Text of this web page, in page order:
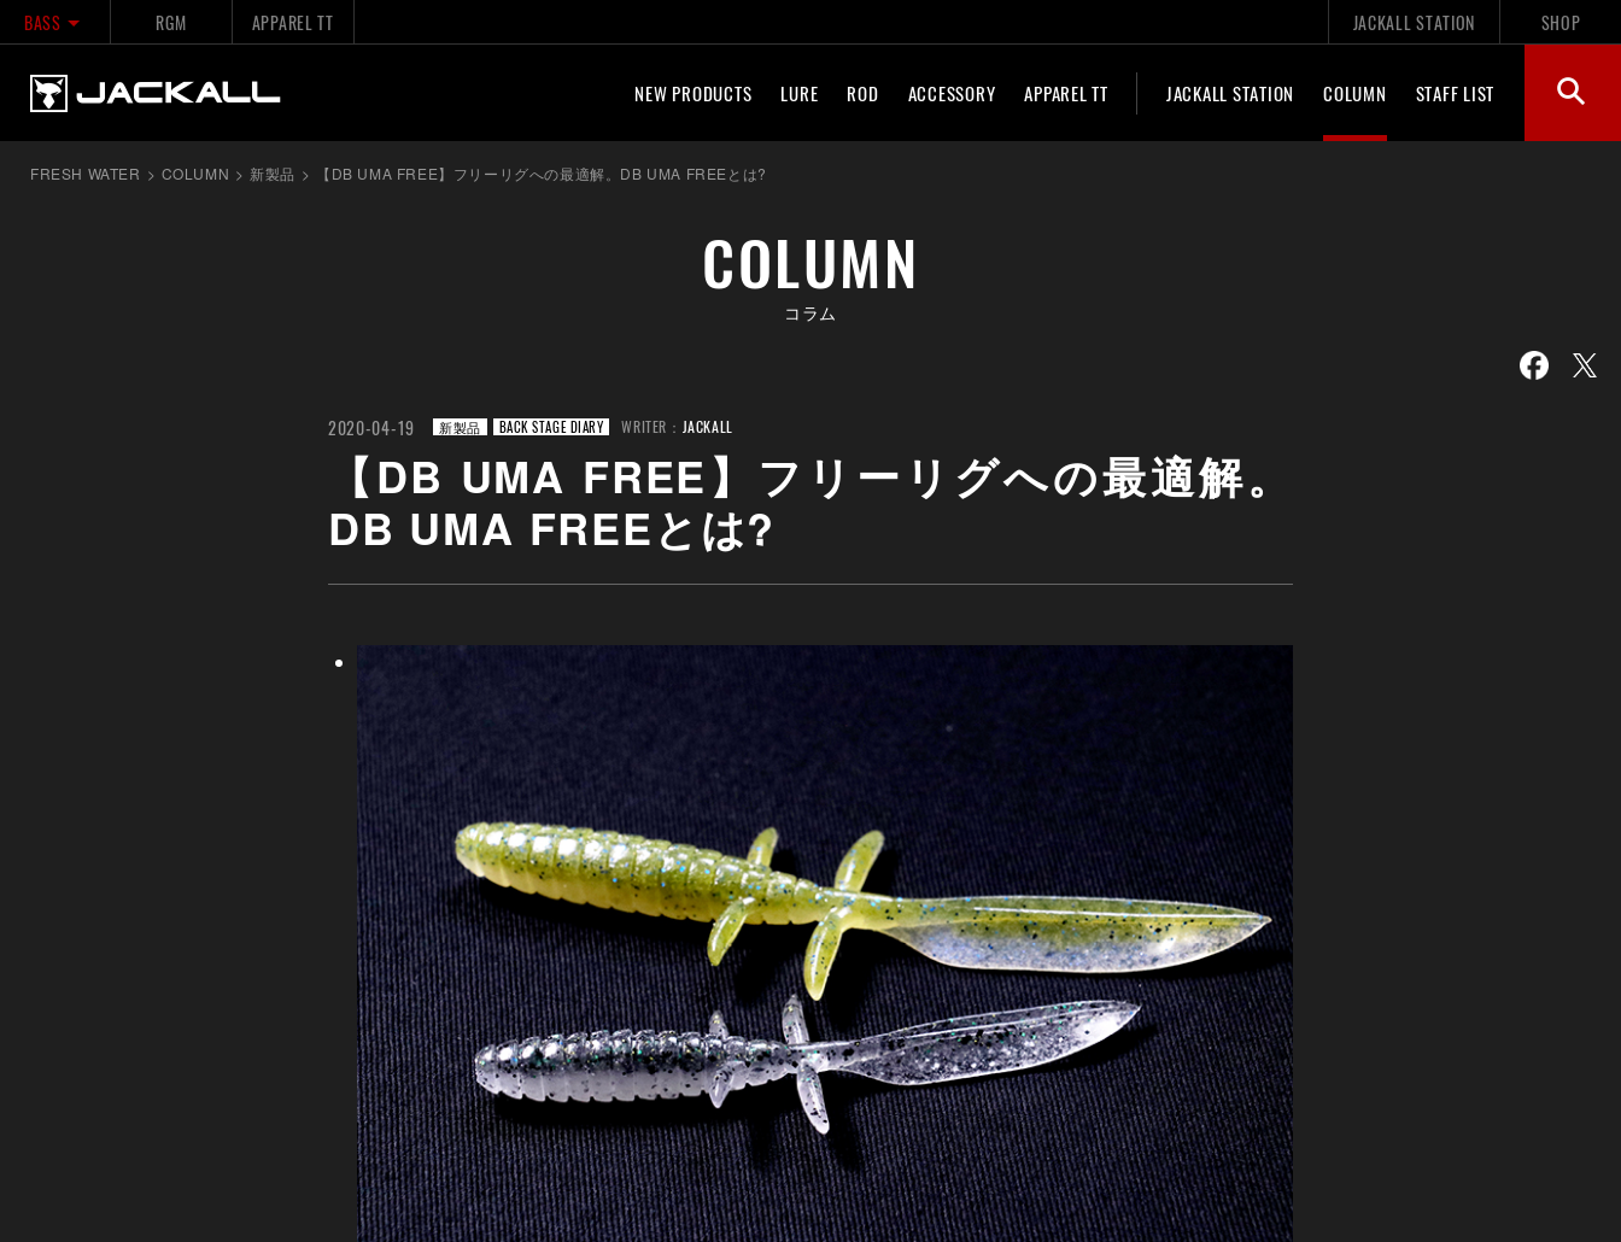
BASS RGM APPAREL TT JACKALL STATION SHOP
NEW PRODUCTS LURE ROD ACCESSORY APPAREL TT JACKALL STATION COLUMN STAFF LIST
FRESH WATER > COLUMN > 新製品 > 【DB UMA FREE】フリーリグへの最適解。DB UMA FREEとは?
COLUMN
コラム
2020-04-19 新製品 BACK STAGE DIARY WRITER： JACKALL
【DB UMA FREE】フリーリグへの最適解。
DB UMA FREEとは?